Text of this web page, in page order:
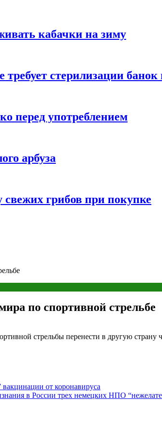
кабачки на зиму
стерилизации банок
перед употреблением
арбуза
грибов при покупке
по спортивной стрельбе
стрельбы перенести в другую
от коронавируса
в России трех немецких НПО